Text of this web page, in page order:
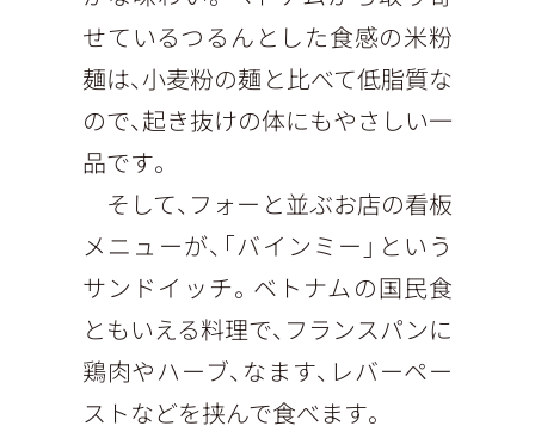
せているつるんとした食感の米粉
麺は、小麦粉の麺と比べて低脂質な
ので、起き抜けの体にもやさしい一
品です。
そして、フォーと並ぶお店の看板
メニューが、「バインミー」という
サンドイッチ。ベトナムの国民食
ともいえる料理で、フランスパンに
鶏肉やハーブ、なます、レバーペー
ストなどを挟んで食べます。